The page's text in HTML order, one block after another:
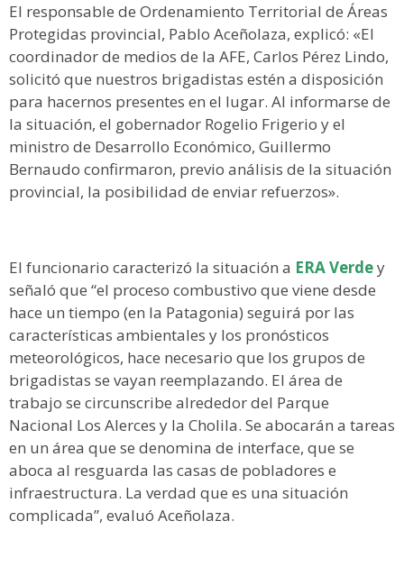
El responsable de Ordenamiento Territorial de Áreas
Protegidas provincial, Pablo Aceñolaza, explicó: «El
coordinador de medios de la AFE, Carlos Pérez Lindo,
solicitó que nuestros brigadistas estén a disposición
para hacernos presentes en el lugar. Al informarse de
la situación, el gobernador Rogelio Frigerio y el
ministro de Desarrollo Económico, Guillermo
Bernaudo confirmaron, previo análisis de la situación
provincial, la posibilidad de enviar refuerzos».
El funcionario caracterizó la situación a ERA Verdey
señaló que “el proceso combustivo que viene desde
hace un tiempo (en la Patagonia) seguirá por las
características ambientales y los pronósticos
meteorológicos, hace necesario que los grupos de
brigadistas se vayan reemplazando. El área de
trabajo se circunscribe alrededor del Parque
Nacional Los Alerces y la Cholila. Se abocarán a tareas
en un área que se denomina de interface, que se
aboca al resguarda las casas de pobladores e
infraestructura. La verdad que es una situación
complicada”, evaluó Aceñolaza.